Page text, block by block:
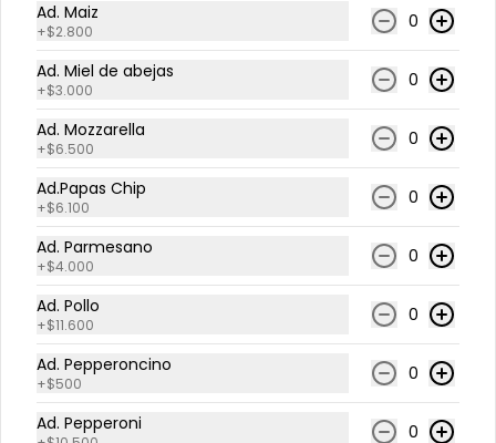
$13.800
Ad. Maiz
+$2.800 0
Ad. Miel de abejas
+$3.000 0
Ad. Mozzarella
+$6.500 0
Ad.Papas Chip
+$6.100 0
Ad. Parmesano
+$4.000 0
Ad. Pollo
+$11.600 0
Ad. Pepperoncino
+$500 0
Ad. Pepperoni 0